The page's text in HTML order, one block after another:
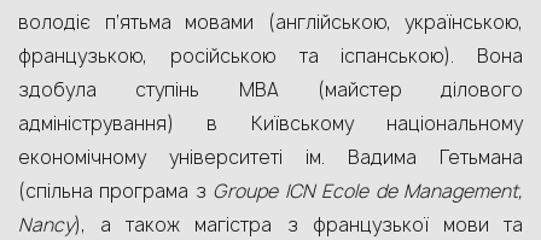
володіє п’ятьма мовами (англійською, українською,
французькою, російською та іспанською). Вона
здобула ступінь MBA (майстер ділового
адміністрування) в Київському національному
економічному університеті ім. Вадима Гетьмана
(спільна програма з Groupe ICN Ecole de Management,
Nancy), а також магістра з французької мови та